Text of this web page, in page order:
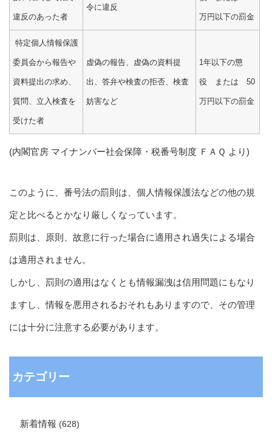
違反のあった者
令に違反
万円以下の罰金
特定個人情報保護
委員会から報告や
資料提出の求め、
質問、立入検査を
受けた者
虚偽の報告、虚偽の資料提
出、答弁や検査の拒否、検査
妨害など
1年以下の懲
役 または 50
万円以下の罰金
(内閣官房 マイナンバー社会保障・税番号制度 ＦＡＱ より)
このように、番号法の罰則は、個人情報保護法などの他の規
定と比べるとかなり厳しくなっています。
罰則は、原則、故意に行った場合に適用され過失による場合
は適用されません。
しかし、罰則の適用はなくとも情報漏洩は信用問題にもなり
ますし、情報を悪用されるおそれもありますので、その管理
には十分に注意する必要があります。
カテゴリー
新着情報 (628)